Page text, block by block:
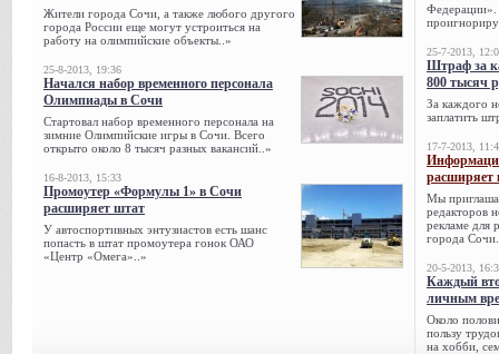
Жители города Сочи, а также любого другого
города России еще могут устроиться на
работу на олимпийские объекты..»
25-8-2013, 19:36
Начался набор временного персонала
Олимпиады в Сочи
Стартовал набор временного персонала на
зимние Олимпийские игры в Сочи. Всего
открыто около 8 тысяч разных вакансий..»
16-8-2013, 15:33
Промоутер «Формулы 1» в Сочи
расширяет штат
У автоспортивных энтузиастов есть шанс
попасть в штат промоутера гонок ОАО
«Центр «Омега»..»
Федерации».
25-7-2013,
Штраф за
800 тысяч
За каждого
заплатить
17-7-2013,
расширяет
Мы
редакторов
рекламе для
города
20-5-2013,
Каждый
личным
Около
пользу
на хобби,